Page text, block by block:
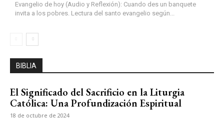
Evangelio de hoy (Audio y Reflexión): Cuando des un banquete
invita a los pobres. Lectura del santo evangelio según...
BIBLIA
El Significado del Sacrificio en la Liturgia
Católica: Una Profundización Espiritual
18 de octubre de 2024